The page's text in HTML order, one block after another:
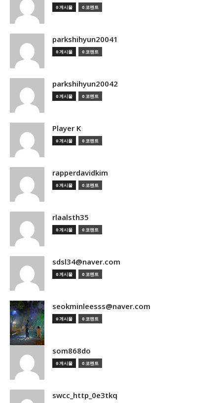
0 게시물 0 코멘트
parkshihyun20041
0 게시물 0 코멘트
parkshihyun20042
0 게시물 0 코멘트
Player K
0 게시물 0 코멘트
rapperdavidkim
0 게시물 0 코멘트
rlaalsth35
0 게시물 0 코멘트
sdsl34@naver.com
0 게시물 0 코멘트
seokminleesss@naver.com
0 게시물 0 코멘트
som868do
0 게시물 0 코멘트
swcc_http_0e3tkq